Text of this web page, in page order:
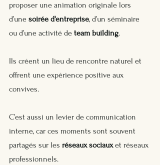
proposer une animation originale lors
d’une soirée d'entreprise, d’un séminaire
ou d’une activité de team building.
Ils créent un lieu de rencontre naturel et
offrent une expérience positive aux
convives.
C’est aussi un levier de communication
interne, car ces moments sont souvent
partagés sur les réseaux sociaux et réseaux
professionnels.